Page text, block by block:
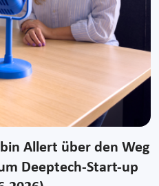
Allert über den Weg
Deeptech-Start-up